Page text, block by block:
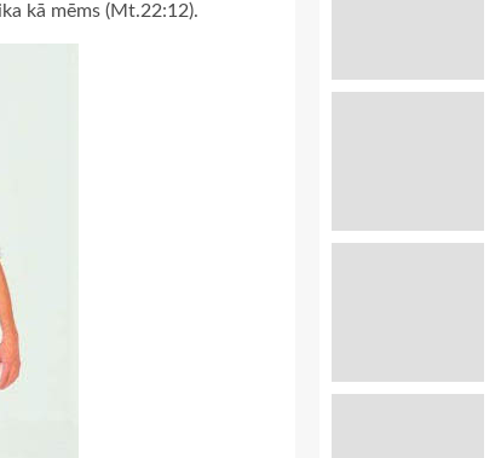
kā mēms (Mt.22:12).